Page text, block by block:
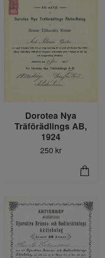
Dorotea Nya
Träförädlings AB,
1924
250 kr